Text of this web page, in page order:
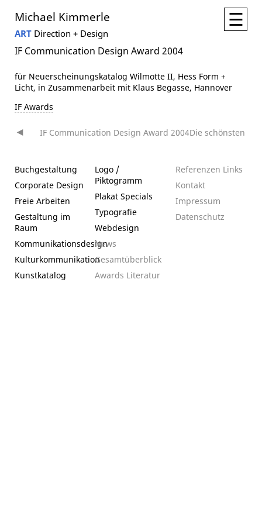
Michael Kimmerle
ART Direction + Design
☰
IF Communication Design Award 2004
für Neuerscheinungskatalog Wilmotte II, Hess Form +
Licht, in Zusammenarbeit mit Klaus Begasse, Hannover
IF Awards
Beitragsnavigation
IF Communication Design Award 2004Die schönsten
Buchgestaltung
Corporate Design
Freie Arbeiten
Gestaltung im
Raum
Kommunikationsdesign
Kulturkommunikation
Kunstkatalog
Logo /
Piktogramm
Plakat Specials
Typografie
Webdesign
News
Gesamtüberblick
Awards Literatur
Referenzen Links
Kontakt
Impressum
Datenschutz­